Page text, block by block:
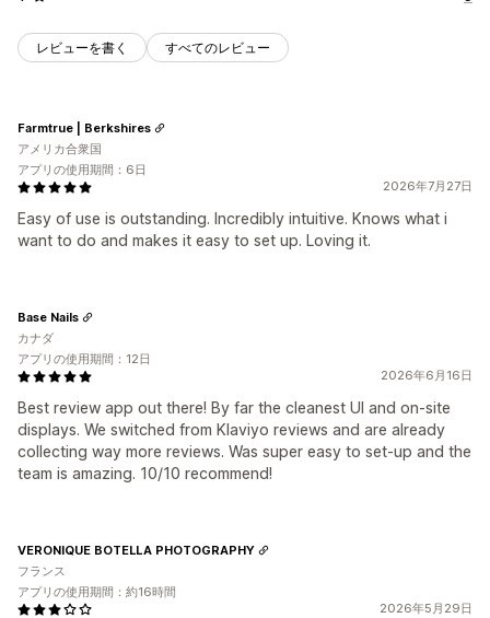
レビューを書く すべてのレビュー
2026年7月27日
Easy of use is outstanding. Incredibly intuitive. Knows what i
want to do and makes it easy to set up. Loving it.
Farmtrue | Berkshires
アメリカ合衆国
アプリの使用期間：6日
2026年6月16日
Best review app out there! By far the cleanest UI and on-site
displays. We switched from Klaviyo reviews and are already
collecting way more reviews. Was super easy to set-up and the
team is amazing. 10/10 recommend!
Base Nails
カナダ
アプリの使用期間：12日
2026年5月29日
VERONIQUE BOTELLA PHOTOGRAPHY
フランス
アプリの使用期間：約16時間